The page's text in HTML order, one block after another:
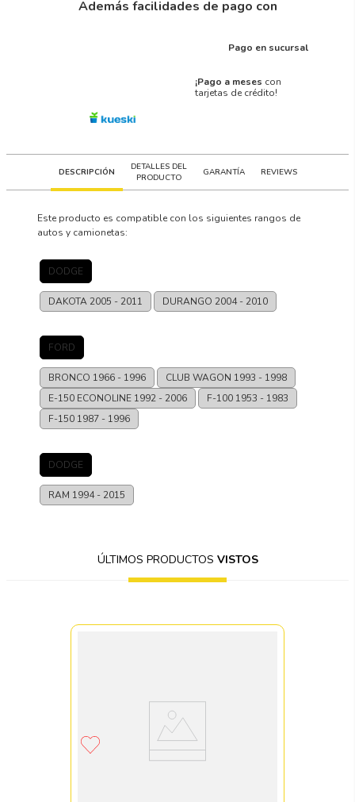
Además facilidades de pago con
Pago en sucursal
¡Pago a meses con
tarjetas de crédito!
DESCRIPCIÓN
DETALLES DEL
PRODUCTO
GARANTÍA REVIEWS
Este producto es compatible con los siguientes rangos de
autos y camionetas:
DODGE
DAKOTA 2005 - 2011 DURANGO 2004 - 2010
FORD
BRONCO 1966 - 1996 CLUB WAGON 1993 - 1998
E-150 ECONOLINE 1992 - 2006 F-100 1953 - 1983
F-150 1987 - 1996
DODGE
RAM 1994 - 2015
ÚLTIMOS PRODUCTOS VISTOS